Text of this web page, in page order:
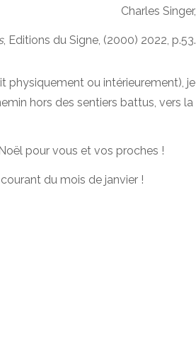
Charles Singer,
, Editions du Signe, (2000) 2022, p.53.
physiquement ou intérieurement), je
hors des sentiers battus, vers la
pour vous et vos proches !
du mois de janvier !